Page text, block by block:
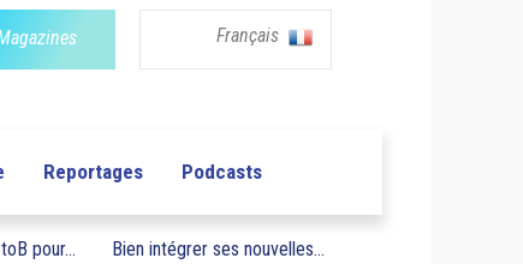
Français
Reportages Podcasts
pour... Bien intégrer ses nouvelles...